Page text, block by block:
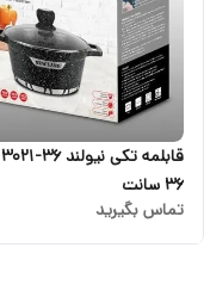
36 سانت
تماس بگیرید